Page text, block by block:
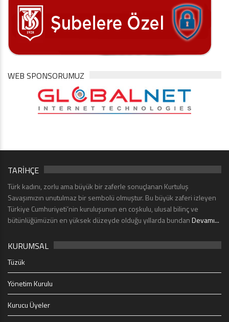
WEB SPONSORUMUZ
TARİHÇE
Türk kadını, zorlu ama büyük bir zaferle sonuçlanan Kurtuluş
Savaşımızın unutulmaz bir sembolü olmuştur. Bu büyük zaferi izleyen
Türkiye Cumhuriyeti’nin kuruluşunun en coşkulu, ulusal bilinç ve
bütünlüğümüzün en yüksek düzeyde olduğu yıllarda bundanDevamı...
KURUMSAL
Tüzük
Yönetim Kurulu
Kurucu Üyeler